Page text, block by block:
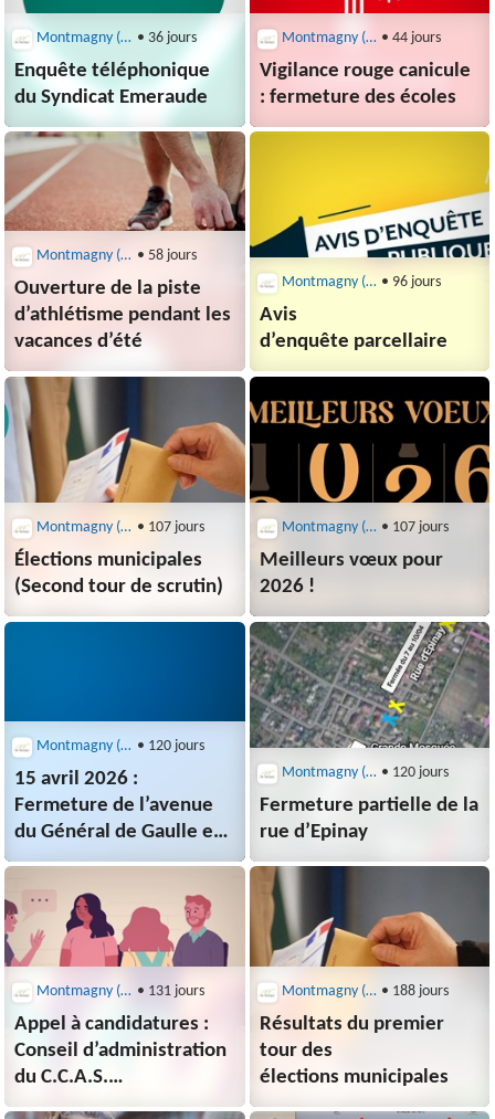
Montmagny (95360) • 36 jours
Enquête téléphonique
du Syndicat Emeraude
Montmagny (95360) • 44 jours
Vigilance rouge canicule
: fermeture des écoles
Montmagny (95360) • 58 jours
Ouverture de la piste
d’athlétisme pendant les
vacances d’été
Montmagny (95360) • 96 jours
Avis
d’enquête parcellaire
Montmagny (95360) • 107 jours
Élections municipales
(Second tour de scrutin)
Montmagny (95360) • 107 jours
Meilleurs vœux pour
2026 !
Montmagny (95360) • 120 jours
15 avril 2026 :
Fermeture de l’avenue
du Général de Gaulle et
du parking de la salle
Montmagny (95360) • 120 jours
Fermeture partielle de la
rue d’Epinay
Montmagny (95360) • 131 jours
Appel à candidatures :
Conseil d’administration
du C.C.A.S.
de Montmagny
Montmagny (95360) • 188 jours
Résultats du premier
tour des
élections municipales